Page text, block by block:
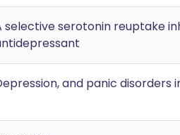
selective serotonin reuptake
and panic disorders